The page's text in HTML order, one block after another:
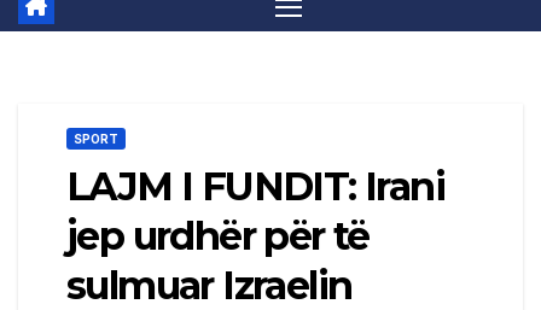
SPORT
LAJM I FUNDIT: Irani
jep urdhër për të
sulmuar Izraelin